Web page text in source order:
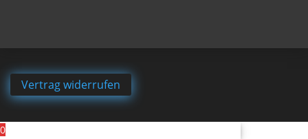
Vertrag widerrufen
0